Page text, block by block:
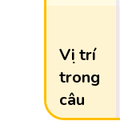
Vị trí
trong
câu